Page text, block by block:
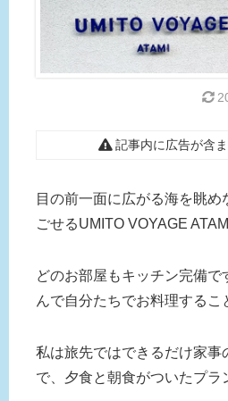
記事内に広告が含ま
目の前一面に広がる海を眺め
ごせるUMITO VOYAGE
どのお部屋もキッチン完備で
んで自分たちでお料理するこ
私は旅先ではできるだけ家事
で、夕食と朝食がついたプラ